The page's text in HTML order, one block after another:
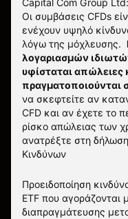
Capital Com Group Ltd:
Οι συμβάσεις CFDs
ενέχουν υψηλό
λόγω της μόχλευσης.
λογαριασμών
υφίσταται
πραγματοποιούνται
να σκεφτείτε αν
CFD και αν έχετε το
ρίσκο απώλειας των
ανατρέξτε στη δήλωση
Κινδύνων
Προειδοποίηση
ETF που
διαπραγμάτευσης